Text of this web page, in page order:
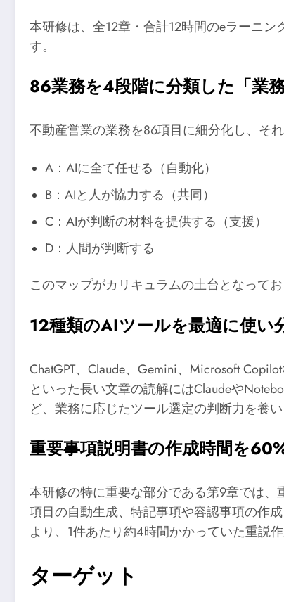
本研修は、全12章・合計12時間のeラーニ
す。
86業務を4段階に分類した「業
不動産営業の業務を86項目に細分化し、そ
A：AIに全て任せる（自動化）
B：AIと人が協力する（共同）
C：AIが判断の材料を提供する（支援）
D：人間が判断する
このマップがカリキュラムの土台となって
12種類のAIツールを最適に使い
ChatGPT、Claude、Gemini、Microsoft
といった長い文章の読解にはClaudeや
ど、業務に応じたツール選定の判断力を養い
重要事項説明書の作成時間を
本研修の特に重要な部分である第9章では
項目の自動生成、特記事項や容認事項の作
より、1件あたり約4時間かかっていた重説
ターゲット